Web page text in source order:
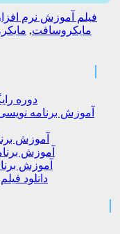
فیلم آموزش نرم افزار
مایکروسافت,
دوره
آموزش برنامه
آموزش
آموزش
آموزش
دانلود